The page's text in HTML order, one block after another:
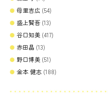
母里吉広 (54)
盛上賢吾 (13)
谷口知美 (417)
赤田晶 (13)
野口博美 (51)
金本 健志 (188)